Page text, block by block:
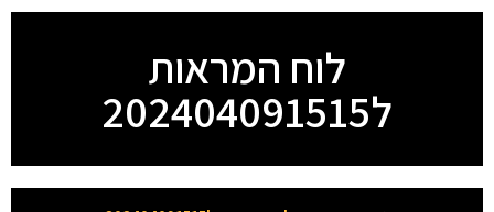
לוח המראות
ל202404091515